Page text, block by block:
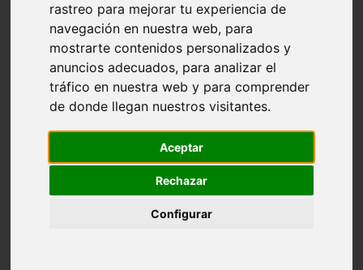
rastreo para mejorar tu experiencia de
navegación en nuestra web, para
mostrarte contenidos personalizados y
anuncios adecuados, para analizar el
tráfico en nuestra web y para comprender
de donde llegan nuestros visitantes.
Aceptar
Rechazar
Configurar
Asturias - oviedo
Cádiz - el-puerto-de-santa-maría
Asturias - aller
álava - vitoria-gasteiz
Málaga - marbella
Zaragoza - zaragoza
Barcelona - barcelona
Valencia - valencia
Toledo - seseña
Cantabria - val-de-san-vicente